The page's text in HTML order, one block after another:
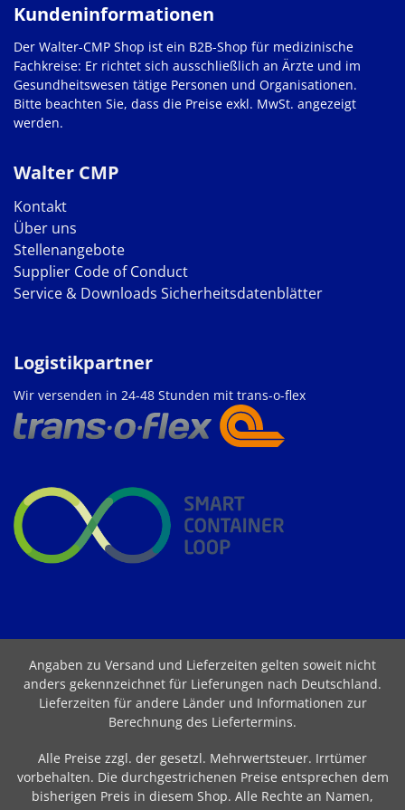
Walter CMP
Kontakt
Über uns
Stellenangebote
Supplier Code of Conduct
Service & Downloads Sicherheitsdatenblätter
Kundeninformationen
Der Walter-CMP Shop ist ein B2B-Shop für medizinische
Fachkreise: Er richtet sich ausschließlich an Ärzte und im
Gesundheitswesen tätige Personen und Organisationen.
Bitte beachten Sie, dass die Preise exkl. MwSt. angezeigt
werden.
Logistikpartner
Wir versenden in 24-48 Stunden mit trans-o-flex
Angaben zu Versand und Lieferzeiten gelten soweit nicht
anders gekennzeichnet für Lieferungen nach Deutschland.
Lieferzeiten für andere Länder und Informationen zur
Berechnung des Liefertermins.
Alle Preise zzgl. der gesetzl. Mehrwertsteuer. Irrtümer
vorbehalten. Die durchgestrichenen Preise entsprechen dem
bisherigen Preis in diesem Shop. Alle Rechte an Namen,